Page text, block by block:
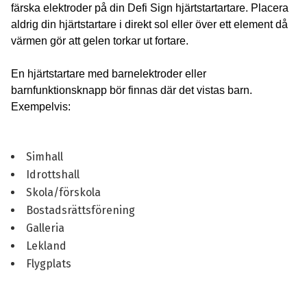
färska elektroder på din Defi Sign hjärtstartartare. Placera
aldrig din hjärtstartare i direkt sol eller över ett element då
värmen gör att gelen torkar ut fortare.
En hjärtstartare med barnelektroder eller
barnfunktionsknapp bör finnas där det vistas barn.
Exempelvis:
Simhall
Idrottshall
Skola/förskola
Bostadsrättsförening
Galleria
Lekland
Flygplats